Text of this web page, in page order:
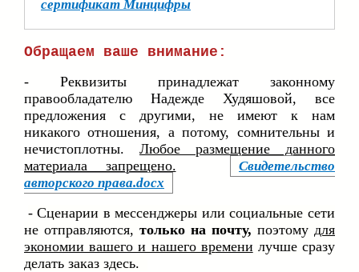
сертификат Минцифры
Обращаем ваше внимание:
- Реквизиты принадлежат законному
правообладателю Надежде Худяшовой, все
предложения с другими, не имеют к нам
никакого отношения, а потому, сомнительны и
нечистоплотны.
Любое размещение данного
материала запрещено.
Свидетельство
авторского права.docx
- Сценарии в мессенджеры или социальные сети
не отправляются, только на почту, поэтому для
экономии вашего и нашего времени лучше сразу
делать заказ здесь.